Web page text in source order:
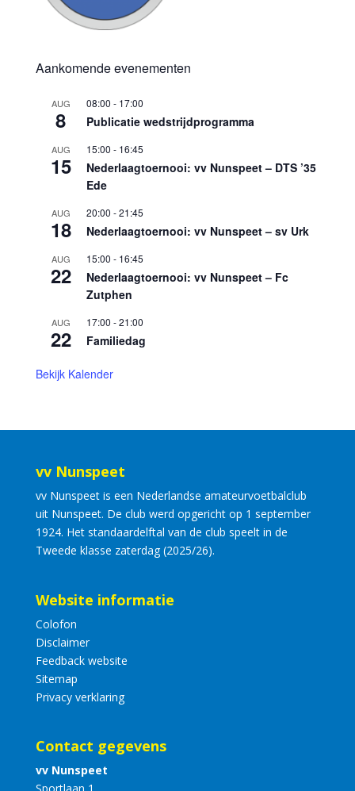
Aankomende evenementen
AUG
8
08:00 - 17:00
Publicatie wedstrijdprogramma
AUG
15
15:00 - 16:45
Nederlaagtoernooi: vv Nunspeet – DTS ’35
Ede
AUG
18
20:00 -21:45
Nederlaagtoernooi: vv Nunspeet – sv Urk
AUG
22
15:00 - 16:45
Nederlaagtoernooi: vv Nunspeet – Fc
Zutphen
AUG
22
17:00 -21:00
Familiedag
Bekijk Kalender
vv Nunspeet
vv Nunspeet is een Nederlandse amateurvoetbalclub
uit Nunspeet. De club werd opgericht op 1 september
1924. Het standaardelftal van de club speelt in de
Tweede klasse zaterdag (2025/26).
Website informatie
Colofon
Disclaimer
Feedback website
Sitemap
Privacy verklaring
Contact gegevens
vv Nunspeet